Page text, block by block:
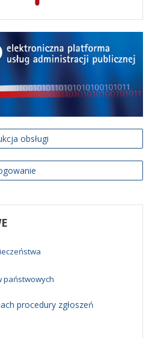
obsługi
państwowych
procedury zgłoszeń